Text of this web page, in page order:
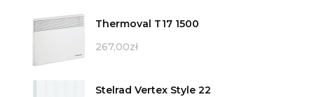
Thermoval T17 1500
267,00zł
Stelrad Vertex Style 22